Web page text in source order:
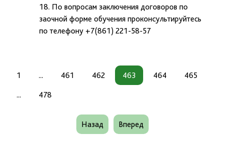
18. По вопросам заключения договоров по
заочной форме обучения проконсультируйтесь
по телефону +7(861) 221-58-57
1 ... 461 462 463 464 465
... 478
Назад Вперед